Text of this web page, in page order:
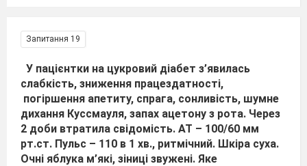
Запитання 19
У пацієнтки на цукровий діабет з’явилась
слабкість, зниження працездатності,
погіршення апетиту, спрага, сонливість, шумне
дихання Куссмауля, запах ацетону з рота. Через
2 доби втратила свідомість. АТ – 100/60 мм
рт.ст. Пульс – 110 в 1 хв., ритмічний. Шкіра суха.
Очні яблука м’які, зіниці звужені. Яке